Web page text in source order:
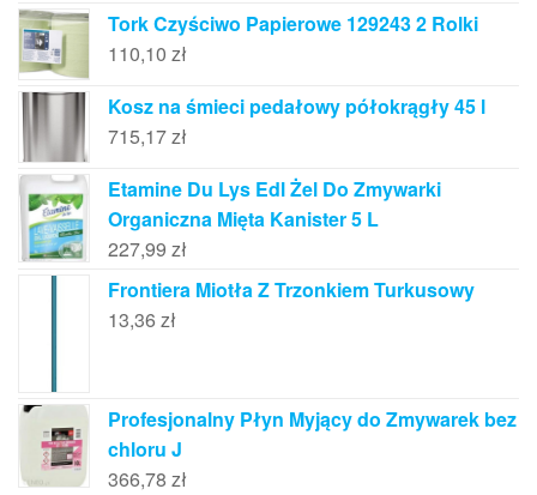
Tork Czyściwo Papierowe 129243 2 Rolki
110,10 zł
Kosz na śmieci pedałowy półokrągły 45 l
715,17zł
Etamine Du Lys Edl Żel Do Zmywarki
Organiczna Mięta Kanister 5 L
227,99 zł
Frontiera Miotła Z Trzonkiem Turkusowy
13,36 zł
Profesjonalny Płyn Myjący do Zmywarek bez
chloru J
366,78 zł